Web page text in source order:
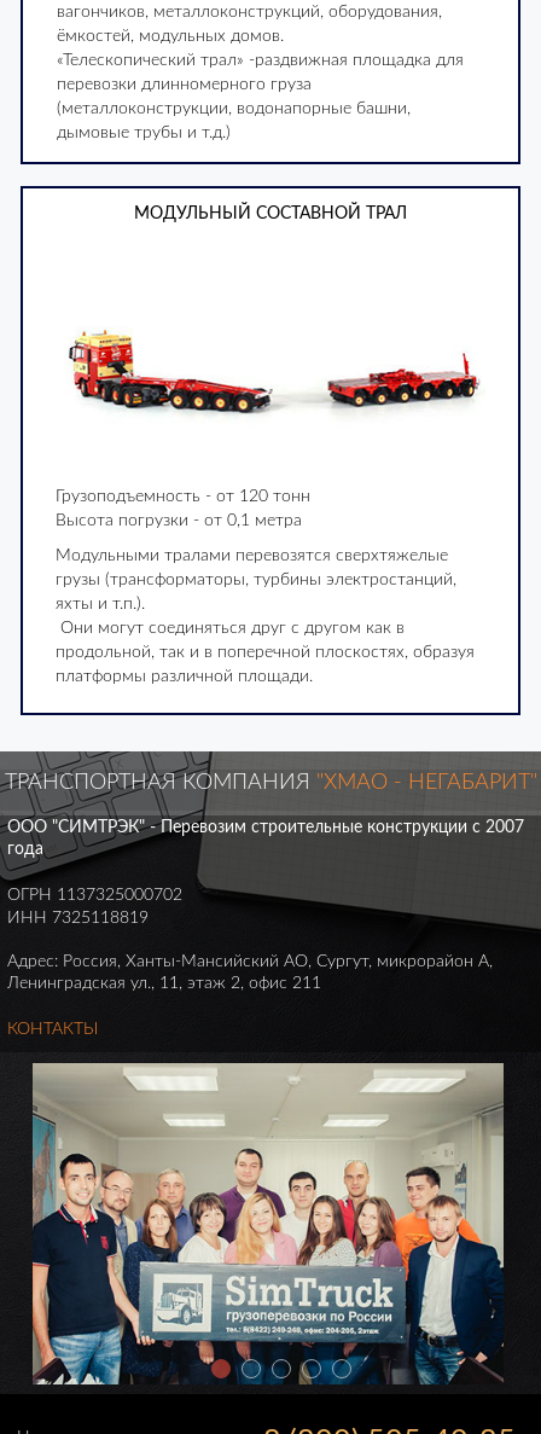
вагончиков, металлоконструкций, оборудования,
ёмкостей, модульных домов.
«Телескопический трал» -раздвижная площадка для
перевозки длинномерного груза
(металлоконструкции, водонапорные башни,
дымовые трубы и т.д.)
МОДУЛЬНЫЙ СОСТАВНОЙ ТРАЛ
Грузоподъемность - от 120 тонн
Высота погрузки - от 0,1 метра
Модульными тралами перевозятся сверхтяжелые
грузы (трансформаторы, турбины электростанций,
яхты и т.п.).
Они могут соединяться друг с другом как в
продольной, так и в поперечной плоскостях, образуя
платформы различной площади.
ТРАНСПОРТНАЯ КОМПАНИЯ "ХМАО - НЕГАБАРИТ"
ООО "СИМТРЭК" - Перевозим строительные конструкции с 2007
года
ОГРН 1137325000702
ИНН 7325118819
Адрес: Россия, Ханты-Мансийский АО, Сургут, микрорайон А,
Ленинградская ул., 11, этаж 2, офис 211
КОНТАКТЫ